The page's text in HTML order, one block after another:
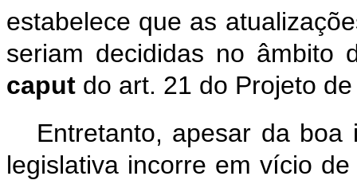
estabelece que as
seriam decididas no
caput do art. 21 do Projeto
Entretanto, apesar da boa
legislativa incorre em vício